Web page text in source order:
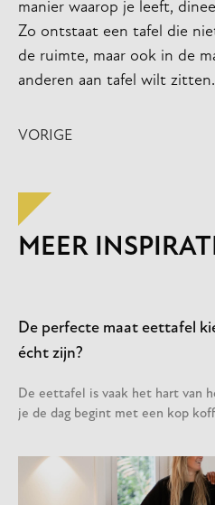
manier waarop je leeft,
Zo ontstaat een tafel die
de ruimte, maar ook in de
anderen aan tafel wilt zitten.
VORIGE
MEER
De perfecte maat eettafel
écht zijn?
De eettafel is vaak het hart van
je de dag begint met een kop